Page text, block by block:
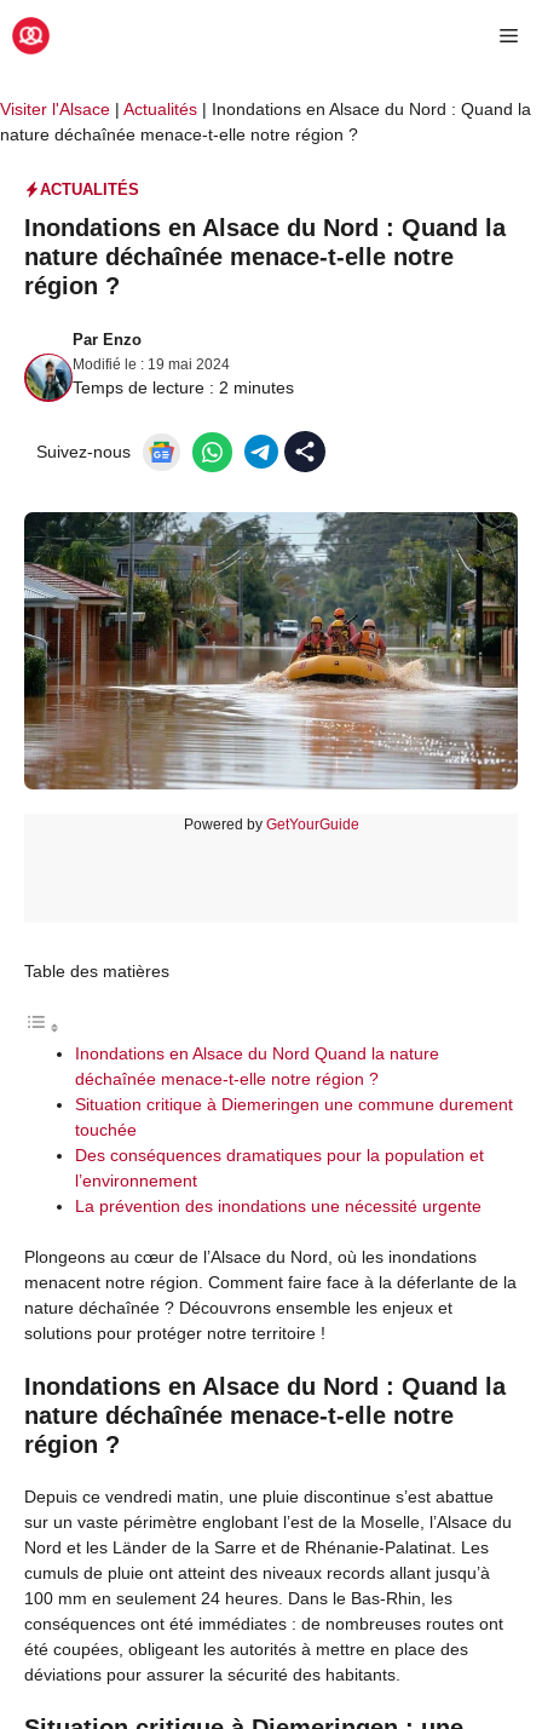
Aller
au
Visiter l'Alsace | Actualités | Inondations en Alsace du Nord : Quand la
nature déchaînée menace-t-elle notre région ?
ACTUALITÉS
Inondations en Alsace du Nord : Quand la
nature déchaînée menace-t-elle notre
région ?
Par Enzo
Modifié le : 19 mai 2024
Temps de lecture : 2 minutes
Suivez-nous
Powered by GetYourGuide
Table des matières
Inondations en Alsace du Nord Quand la nature
déchaînée menace-t-elle notre région ?
Situation critique à Diemeringen une commune durement
touchée
Des conséquences dramatiques pour la population et
l’environnement
La prévention des inondations une nécessité urgente
Plongeons au cœur de l’Alsace du Nord, où les inondations
menacent notre région. Comment faire face à la déferlante de la
nature déchaînée ? Découvrons ensemble les enjeux et
solutions pour protéger notre territoire !
Inondations en Alsace du Nord : Quand la
nature déchaînée menace-t-elle notre
région ?
Depuis ce vendredi matin, une pluie discontinue s’est abattue
sur un vaste périmètre englobant l’est de la Moselle, l’Alsace du
Nord et les Länder de la Sarre et de Rhénanie-Palatinat. Les
cumuls de pluie ont atteint des niveaux records allant jusqu’à
100 mm en seulement 24 heures. Dans le Bas-Rhin, les
conséquences ont été immédiates : de nombreuses routes ont
été coupées, obligeant les autorités à mettre en place des
déviations pour assurer la sécurité des habitants.